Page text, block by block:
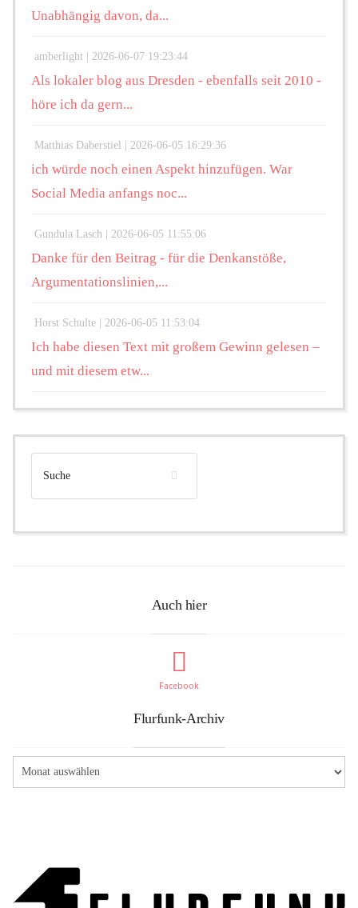
Unabhängig davon, da...
amberlight | 2026-06-07 19:23:44
Als lokaler blog aus Dresden - ebenfalls seit 2010 -
höre ich da gern...
Matthias Daberstiel | 2026-06-05 16:29:36
ich würde noch einen Aspekt hinzufügen. War
Social Media anfangs noc...
Gundula Lasch | 2026-06-05 11:55:06
Danke für den Beitrag - für die Denkanstöße,
Argumentationslinien,...
Horst Schulte | 2026-06-05 11:53:04
Ich habe diesen Text mit großem Gewinn gelesen –
und mit diesem etw...
Auch hier
Facebook
Flurfunk-Archiv